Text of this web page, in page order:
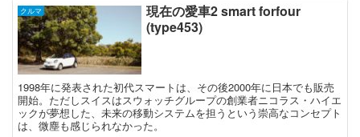
のスズキのクルマのデザインは、エクステリアもインテリアも、国産
メーカーとは思えない強いオリジナリティと美しさを両立させている
と思う。トヨタを始め多くの国産メーカーのデザインにまったく納得
が出来ない私にとって、スズキのクルマを見かけることが効果的な精
神安定剤となっている。 さて最近のスズキのデザインに私が注目し
始めた最初のクルマは、2010年9月に発表された3代目スイフトスポ
ーツだった。ボリューム感のあるベースボディを欧州流スポーツモデ
ル化の定石に従ってドレスアップ。塗装の質感向上もあり、200万円
前後で買えるようなコンパクトスポーツには見えないところに惹かれ
た。 次に注目したのは、2014年12月に登場した8代目アルト。その
クルマ
現在の愛車2 smart forfour
(type453)
1998年に発表された初代スマートは、その後2000年に日本でも販売
開始。ただしスイスはスウォッチグループの創業者ニコラス・ハイエ
ックが夢想した、未来の移動システムを担うという崇高なコンセプト
は、微塵も感じられなかった。